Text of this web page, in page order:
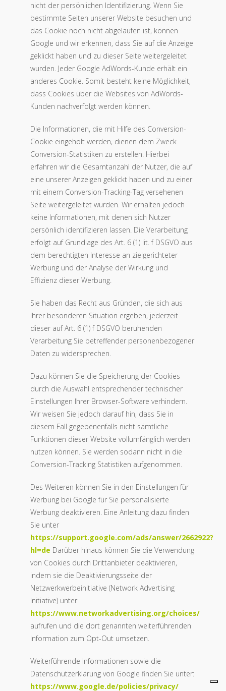
nicht der persönlichen Identifizierung. Wenn Sie
bestimmte Seiten unserer Website besuchen und
das Cookie noch nicht abgelaufen ist, können
Google und wir erkennen, dass Sie auf die Anzeige
geklickt haben und zu dieser Seite weitergeleitet
wurden. Jeder Google AdWords-Kunde erhält ein
anderes Cookie. Somit besteht keine Möglichkeit,
dass Cookies über die Websites von AdWords-
Kunden nachverfolgt werden können.
Die Informationen, die mit Hilfe des Conversion-
Cookie eingeholt werden, dienen dem Zweck
Conversion-Statistiken zu erstellen. Hierbei
erfahren wir die Gesamtanzahl der Nutzer, die auf
eine unserer Anzeigen geklickt haben und zu einer
mit einem Conversion-Tracking-Tag versehenen
Seite weitergeleitet wurden. Wir erhalten jedoch
keine Informationen, mit denen sich Nutzer
persönlich identifizieren lassen. Die Verarbeitung
erfolgt auf Grundlage des Art. 6 (1) lit. f DSGVO aus
dem berechtigten Interesse an zielgerichteter
Werbung und der Analyse der Wirkung und
Effizienz dieser Werbung.
Sie haben das Recht aus Gründen, die sich aus
Ihrer besonderen Situation ergeben, jederzeit
dieser auf Art. 6 (1) f DSGVO beruhenden
Verarbeitung Sie betreffender personenbezogener
Daten zu widersprechen.
Dazu können Sie die Speicherung der Cookies
durch die Auswahl entsprechender technischer
Einstellungen Ihrer Browser-Software verhindern.
Wir weisen Sie jedoch darauf hin, dass Sie in
diesem Fall gegebenenfalls nicht sämtliche
Funktionen dieser Website vollumfänglich werden
nutzen können. Sie werden sodann nicht in die
Conversion-Tracking Statistiken aufgenommen.
Des Weiteren können Sie in den Einstellungen für
Werbung bei Google für Sie personalisierte
Werbung deaktivieren. Eine Anleitung dazu finden
Sie unter
https://support.google.com/ads/answer/2662922?
hl=de Darüber hinaus können Sie die Verwendung
von Cookies durch Drittanbieter deaktivieren,
indem sie die Deaktivierungsseite der
Netzwerkwerbeinitiative (Network Advertising
Initiative) unter
https://www.networkadvertising.org/choices/
aufrufen und die dort genannten weiterführenden
Information zum Opt-Out umsetzen.
Weiterführende Informationen sowie die
Datenschutzerklärung von Google finden Sie unter:
https://www.google.de/policies/privacy/